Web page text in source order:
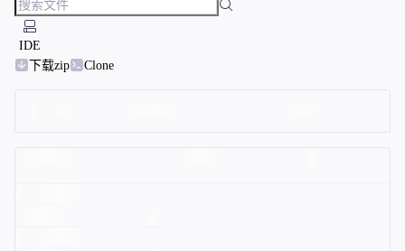
IDE
下载zip
Clone